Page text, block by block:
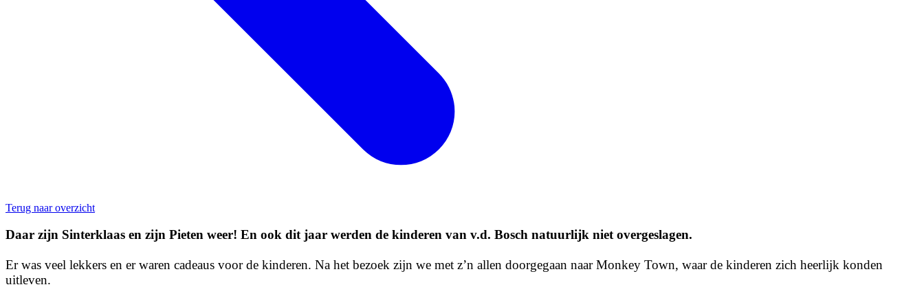
Terug naar overzicht
Daar zijn Sinterklaas en zijn Pieten weer! En ook dit jaar werden de kinderen van v.d. Bosch natuurlijk niet overgeslagen.
Er was veel lekkers en er waren cadeaus voor de kinderen. Na het bezoek zijn we met z’n allen doorgegaan naar Monkey Town, waar de kinderen zich heerlijk konden
uitleven.